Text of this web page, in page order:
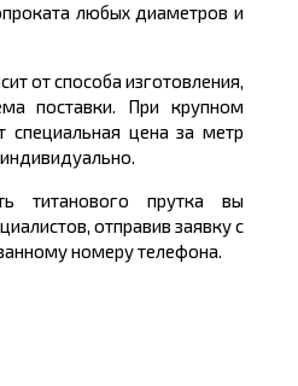
любых диаметров и
от способа изготовления,
поставки. При крупном
специальная цена за метр
титанового прутка вы
отправив заявку с
номеру телефона.